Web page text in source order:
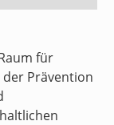
für
der Prävention